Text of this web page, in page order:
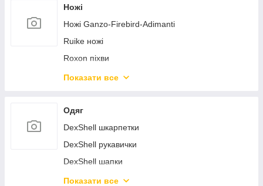
Сivivi тактичні ручки
Nextorch лопати багатофункціональні
Ножі
Ножі Ganzo-Firebird-Adimanti
Ruike ножі
Roxon піхви
Civivi ножі
Weknife ножі
Civivi аксесуари до ножів
Sencut аксесуари до ножів
Weknife аксесуари до ножів
SRM ножі
Показати все
Одяг
DexShell шкарпетки
DexShell рукавички
DexShell шапки
Naturehike одяг
Показати все